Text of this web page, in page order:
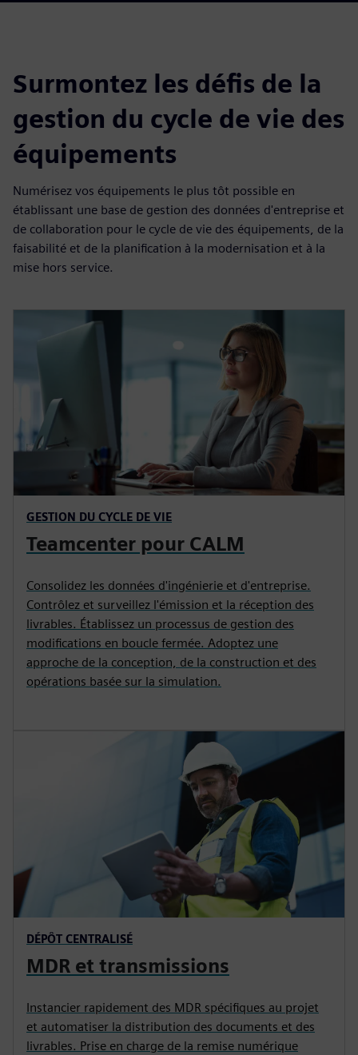
Surmontez les défis de la
gestion du cycle de vie des
équipements
Numérisez vos équipements le plus tôt possible en
établissant une base de gestion des données d'entreprise et
de collaboration pour le cycle de vie des équipements, de la
faisabilité et de la planification à la modernisation et à la
mise hors service.
GESTION DU CYCLE DE VIE
Teamcenter pour CALM
Consolidez les données d'ingénierie et d'entreprise.
Contrôlez et surveillez l'émission et la réception des
livrables. Établissez un processus de gestion des
modifications en boucle fermée. Adoptez une
approche de la conception, de la construction et des
opérations basée sur la simulation.
DÉPÔT CENTRALISÉ
MDR et transmissions
Instancier rapidement des MDR spécifiques au projet
et automatiser la distribution des documents et des
livrables. Prise en charge de la remise numérique